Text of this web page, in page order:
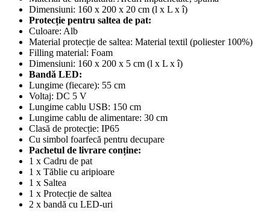
Dimensiuni: 160 x 200 x 20 cm (l x L x î)
Protecție pentru saltea de pat:
Culoare: Alb
Material protecție de saltea: Material textil (poliester 100%)
Filling material: Foam
Dimensiuni: 160 x 200 x 5 cm (l x L x î)
Bandă LED:
Lungime (fiecare): 55 cm
Voltaj: DC 5 V
Lungime cablu USB: 150 cm
Lungime cablu de alimentare: 30 cm
Clasă de protecție: IP65
Cu simbol foarfecă pentru decupare
Pachetul de livrare conține:
1 x Cadru de pat
1 x Tăblie cu aripioare
1 x Saltea
1 x Protecție de saltea
2 x bandă cu LED-uri